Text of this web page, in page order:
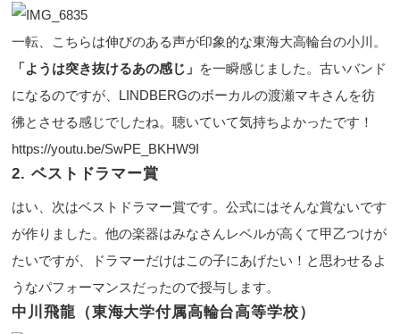
一転、こちらは伸びのある声が印象的な東海大高輪台の小川。
「ようは突き抜けるあの感じ」 を一瞬感じました。古いバンド
になるのですが、LINDBERGのボーカルの渡瀬マキさんを彷
彿とさせる感じでしたね。聴いていて気持ちよかったです！
https://youtu.be/SwPE_BKHW9I
2. ベストドラマー賞
はい、次はベストドラマー賞です。公式にはそんな賞ないです
が作りました。他の楽器はみなさんレベルが高くて甲乙つけが
たいですが、ドラマーだけはこの子にあげたい！と思わせるよ
うなパフォーマンスだったので授与します。
中川飛龍（東海大学付属高輪台高等学校）